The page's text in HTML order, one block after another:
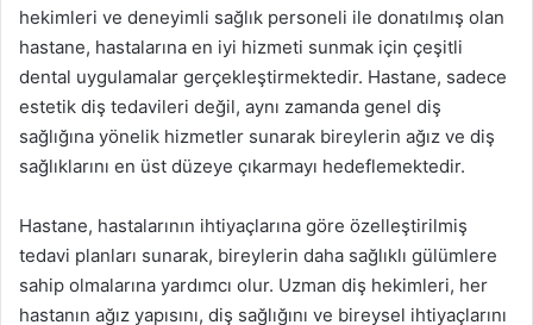
hekimleri ve deneyimli sağlık personeli ile donatılmış olan
hastane, hastalarına en iyi hizmeti sunmak için çeşitli
dental uygulamalar gerçekleştirmektedir. Hastane, sadece
estetik diş tedavileri değil, aynı zamanda genel diş
sağlığına yönelik hizmetler sunarak bireylerin ağız ve diş
sağlıklarını en üst düzeye çıkarmayı hedeflemektedir.
Hastane, hastalarının ihtiyaçlarına göre özelleştirilmiş
tedavi planları sunarak, bireylerin daha sağlıklı gülümlere
sahip olmalarına yardımcı olur. Uzman diş hekimleri, her
hastanın ağız yapısını, diş sağlığını ve bireysel ihtiyaçlarını